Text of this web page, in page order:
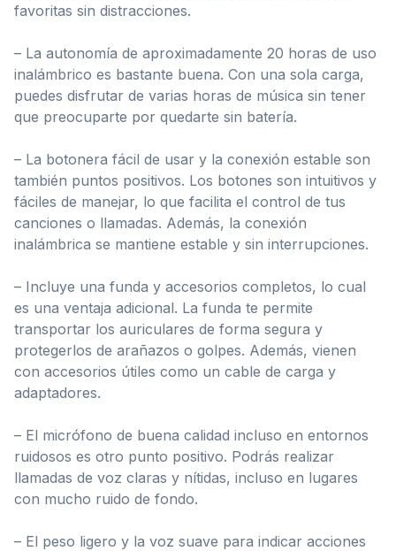
favoritas sin distracciones.
– La autonomía de aproximadamente 20 horas de uso
inalámbrico es bastante buena. Con una sola carga,
puedes disfrutar de varias horas de música sin tener
que preocuparte por quedarte sin batería.
– La botonera fácil de usar y la conexión estable son
también puntos positivos. Los botones son intuitivos y
fáciles de manejar, lo que facilita el control de tus
canciones o llamadas. Además, la conexión
inalámbrica se mantiene estable y sin interrupciones.
– Incluye una funda y accesorios completos, lo cual
es una ventaja adicional. La funda te permite
transportar los auriculares de forma segura y
protegerlos de arañazos o golpes. Además, vienen
con accesorios útiles como un cable de carga y
adaptadores.
– El micrófono de buena calidad incluso en entornos
ruidosos es otro punto positivo. Podrás realizar
llamadas de voz claras y nítidas, incluso en lugares
con mucho ruido de fondo.
– El peso ligero y la voz suave para indicar acciones